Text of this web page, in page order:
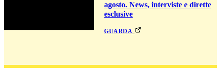
agosto. News, interviste e dirette
esclusive
guarda